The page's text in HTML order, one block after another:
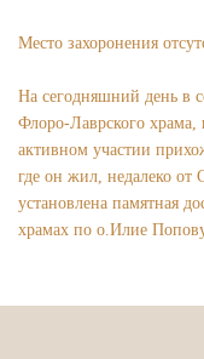
Место захоронения
На сегодняшний день в
Флоро-Лаврского
активном участии
где он жил, недалеко от
установлена памятная
храмах по о.Илие